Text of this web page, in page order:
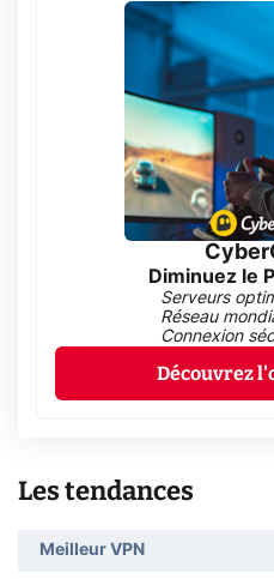
Diminuez le
Serveurs
Réseau
Connexion
Découvrez
Les tendances
Meilleur VPN